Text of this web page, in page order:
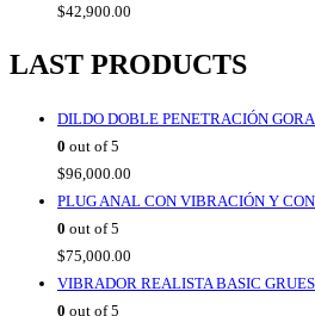
$42,900.00
LAST PRODUCTS
DILDO DOBLE PENETRACIÓN
0 out of 5
$96,000.00
PLUG ANAL CON VIBRACIÓN Y
0 out of 5
$75,000.00
VIBRADOR REALISTA BASIC
0 out of 5